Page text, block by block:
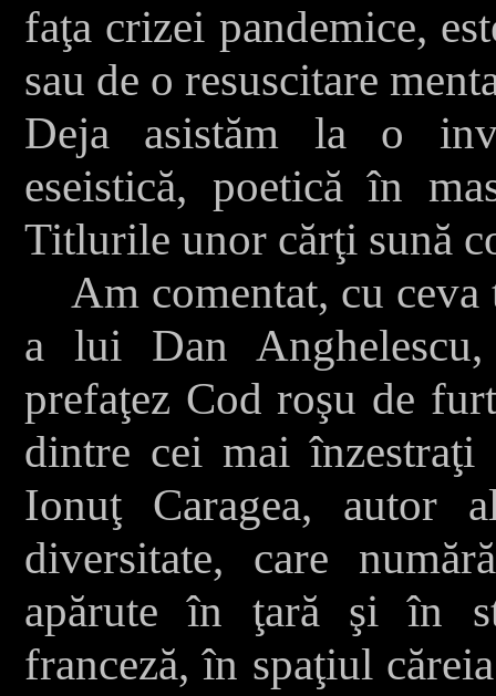
faţa crizei pandemice,
sau de o resuscitare
Deja asistăm la o
eseistică, poetică în
Titlurile unor cărţi sună
Am comentat, cu ceva
a lui Dan
prefaţez Cod roşu de
dintre cei mai
Ionuţ Caragea, autor
diversitate, care
apărute în ţară şi în
franceză, în spaţiul